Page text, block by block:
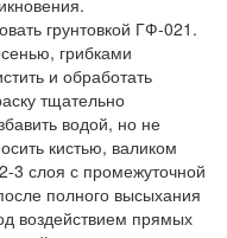
грунтовкой ГФ-021.
грибками
и обработать
тщательно
водой, но не
кистью, валиком
3 слоя с промежуточной
полного высыхания
воздействием прямых